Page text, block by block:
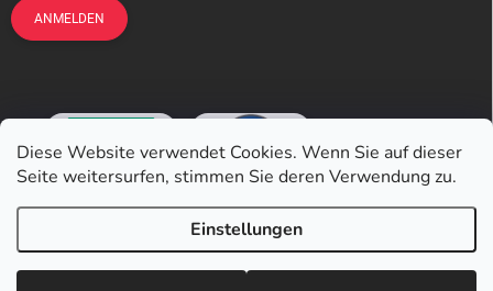
Diese Website verwendet Cookies. Wenn Sie auf dieser
Seite weitersurfen, stimmen Sie deren Verwendung zu.
Einstellungen
ANMELDEN